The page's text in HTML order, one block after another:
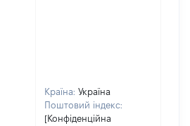
Країна: Україна
Поштовий індекс:
[Конфіденційна